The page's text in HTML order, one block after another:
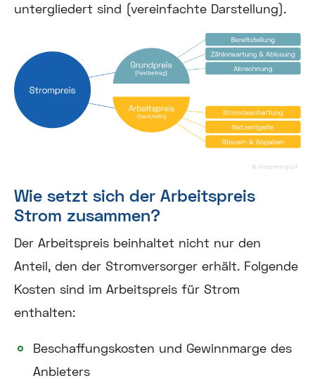
untergliedert sind (vereinfachte Darstellung).
Wie setzt sich der Arbeitspreis
Strom zusammen?
Der Arbeitspreis beinhaltet nicht nur den
Anteil, den der Stromversorger erhält. Folgende
Kosten sind im Arbeitspreis für Strom
enthalten:
Beschaffungskosten und Gewinnmarge des
Anbieters